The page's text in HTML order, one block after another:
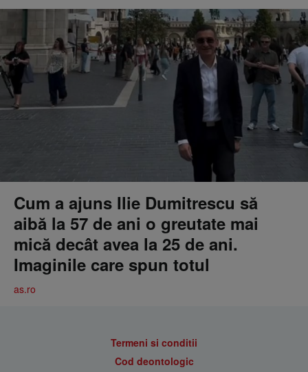
Cum a ajuns Ilie Dumitrescu să
aibă la 57 de ani o greutate mai
mică decât avea la 25 de ani.
Imaginile care spun totul
as.ro
Termeni si conditii
Cod deontologic